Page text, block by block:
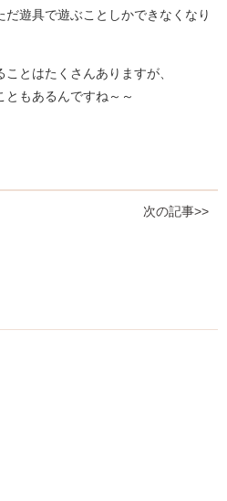
遊具で遊ぶことしかできなくなり
とはたくさんありますが、
もあるんですね～～
次の記事>>